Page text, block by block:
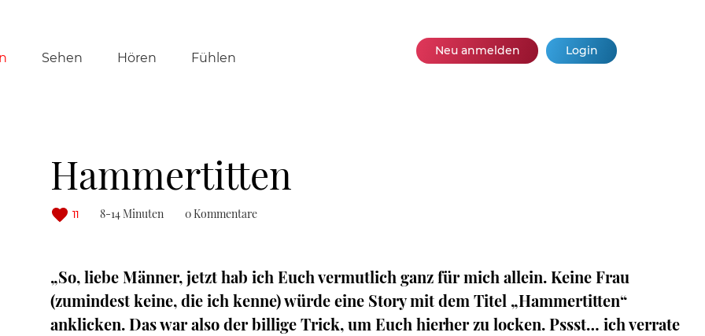
Sehen Hören Fühlen Neu anmelden Login
Hammertitten
11 8-14 Minuten 0 Kommentare
„So, liebe Männer, jetzt hab ich Euch vermutlich ganz für mich allein. Keine Frau
(zumindest keine, die ich kenne) würde eine Story mit dem Titel „Hammertitten“
anklicken. Das war also der billige Trick, um Euch hierher zu locken. Pssst… ich verrate